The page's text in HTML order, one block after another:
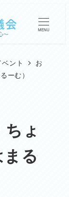
MENU
ント
お
ーむ）
ょ
る